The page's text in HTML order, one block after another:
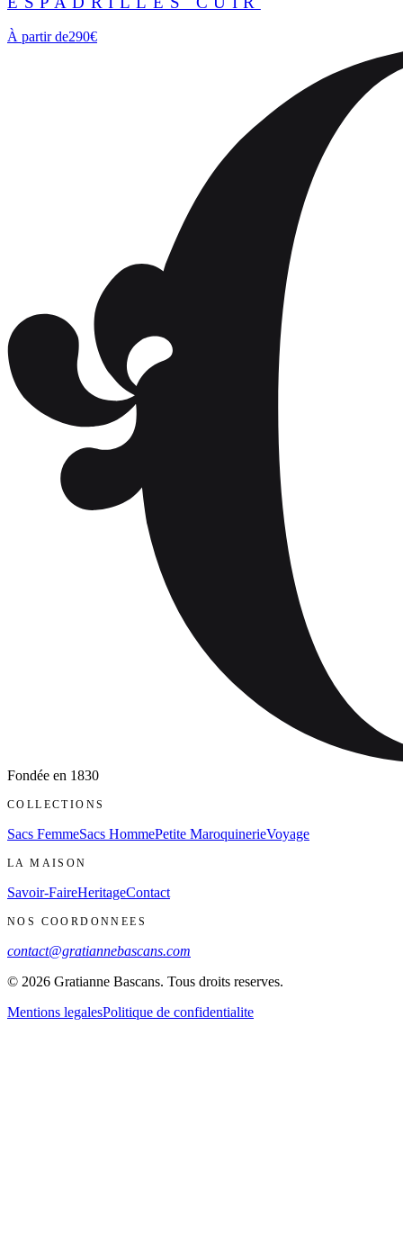
À partir de290€
Fondée en 1830
COLLECTIONS
Sacs FemmeSacs HommePetite MaroquinerieVoyage
LA MAISON
Savoir-FaireHeritageContact
NOS COORDONNEES
contact@gratiannebascans.com
© 2026 Gratianne Bascans. Tous droits reserves.
Mentions legalesPolitique de confidentialite